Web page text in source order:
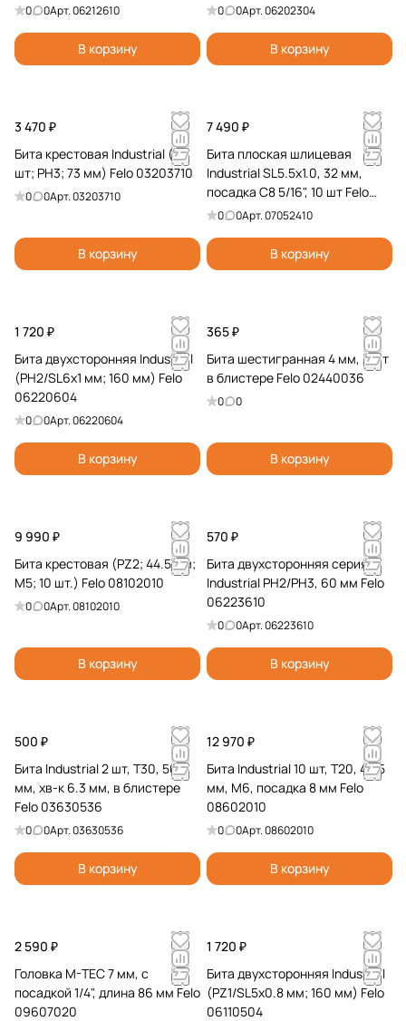
0 0Арт.06212610
В корзину
0 0Арт.06202304
В корзину
3 470 ₽
Бита крестовая Industrial (5
шт; PH3; 73 мм) Felo 03203710
0 0Арт.03203710
В корзину
7 490 ₽
Бита плоская шлицевая
Industrial SL5.5x1.0, 32 мм,
посадка С8 5/16", 10 шт Felo
07052410
0 0Арт.07052410
В корзину
1 720 ₽
Бита двухсторонняя Industrial
(PH2/SL6x1 мм; 160 мм) Felo
06220604
0 0Арт.06220604
В корзину
365 ₽
Бита шестигранная 4 мм, 2 шт
в блистере Felo 02440036
0 0
В корзину
9 990 ₽
Бита крестовая (PZ2; 44.5 мм;
M5; 10 шт.) Felo 08102010
0 0Арт.08102010
В корзину
570 ₽
Бита двухсторонняя серия
Industrial PH2/PH3, 60 мм Felo
06223610
0 0Арт.06223610
В корзину
500 ₽
Бита Industrial 2 шт, T30, 50
мм, хв-к 6.3 мм, в блистере
Felo 03630536
0 0Арт.03630536
В корзину
12 970 ₽
Бита Industrial 10 шт, T20, 44.5
мм, M6, посадка 8 мм Felo
08602010
0 0Арт.08602010
В корзину
2 590 ₽
Головка M-TEC 7 мм, с
посадкой 1/4", длина 86 мм Felo
09607020
1 720 ₽
Бита двухсторонняя Industrial
(PZ1/SL5x0.8 мм; 160 мм) Felo
06110504